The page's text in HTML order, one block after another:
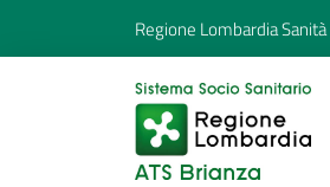
Regione Lombardia Sanità